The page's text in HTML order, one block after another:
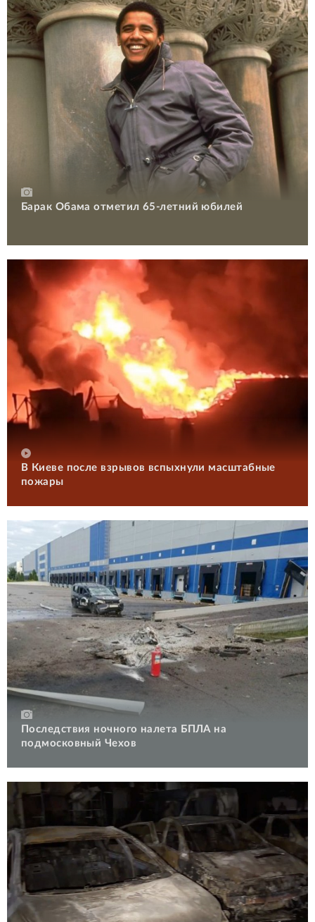
Барак Обама отметил 65-летний юбилей
В Киеве после взрывов вспыхнули масштабные
пожары
Последствия ночного налета БПЛА на
подмосковный Чехов